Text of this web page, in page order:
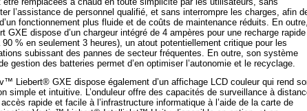
l’assistance de personnel qualifié, et sans interrompre les charges, afin
fonctionnement plus fluide et de coûts de maintenance réduits. En outre,
GXE dispose d’un chargeur intégré de 4 ampères pour une recharge rapide
90 % en seulement 3 heures), un atout potentiellement critique pour les
subissant des pannes de secteur fréquentes. En outre, son système
gestion des batteries permet d’en optimiser l’autonomie et le recyclage.
Liebert® GXE dispose également d’un affichage LCD couleur qui rend
simple et intuitive. L’onduleur offre des capacités de surveillance à
rapide et facile à l’infrastructure informatique à l’aide de la carte de